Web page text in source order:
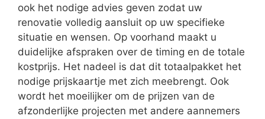
ook het nodige advies geven zodat uw
renovatie volledig aansluit op uw specifieke
situatie en wensen. Op voorhand maakt u
duidelijke afspraken over de timing en de totale
kostprijs. Het nadeel is dat dit totaalpakket het
nodige prijskaartje met zich meebrengt. Ook
wordt het moeilijker om de prijzen van de
afzonderlijke projecten met andere aannemers